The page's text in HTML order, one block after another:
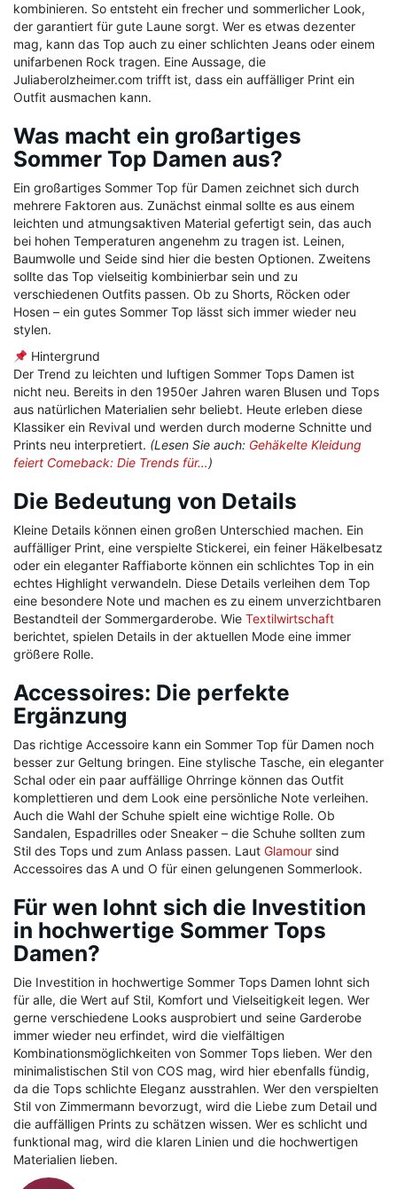
kombinieren. So entsteht ein frecher und sommerlicher Look,
der garantiert für gute Laune sorgt. Wer es etwas dezenter
mag, kann das Top auch zu einer schlichten Jeans oder einem
unifarbenen Rock tragen. Eine Aussage, die
Juliaberolzheimer.com trifft ist, dass ein auffälliger Print ein
Outfit ausmachen kann.
Was macht ein großartiges
Sommer Top Damen aus?
Ein großartiges Sommer Top für Damen zeichnet sich durch
mehrere Faktoren aus. Zunächst einmal sollte es aus einem
leichten und atmungsaktiven Material gefertigt sein, das auch
bei hohen Temperaturen angenehm zu tragen ist. Leinen,
Baumwolle und Seide sind hier die besten Optionen. Zweitens
sollte das Top vielseitig kombinierbar sein und zu
verschiedenen Outfits passen. Ob zu Shorts, Röcken oder
Hosen – ein gutes Sommer Top lässt sich immer wieder neu
stylen.
Hintergrund
Der Trend zu leichten und luftigen Sommer Tops Damen ist
nicht neu. Bereits in den 1950er Jahren waren Blusen und Tops
aus natürlichen Materialien sehr beliebt. Heute erleben diese
Klassiker ein Revival und werden durch moderne Schnitte und
Prints neu interpretiert. (Lesen Sie auch: Gehäkelte Kleidung
feiert Comeback: Die Trends für…)
Die Bedeutung von Details
Kleine Details können einen großen Unterschied machen. Ein
auffälliger Print, eine verspielte Stickerei, ein feiner Häkelbesatz
oder ein eleganter Raffiaborte können ein schlichtes Top in ein
echtes Highlight verwandeln. Diese Details verleihen dem Top
eine besondere Note und machen es zu einem unverzichtbaren
Bestandteil der Sommergarderobe. Wie Textilwirtschaft
berichtet, spielen Details in der aktuellen Mode eine immer
größere Rolle.
Accessoires: Die perfekte
Ergänzung
Das richtige Accessoire kann ein Sommer Top für Damen noch
besser zur Geltung bringen. Eine stylische Tasche, ein eleganter
Schal oder ein paar auffällige Ohrringe können das Outfit
komplettieren und dem Look eine persönliche Note verleihen.
Auch die Wahl der Schuhe spielt eine wichtige Rolle. Ob
Sandalen, Espadrilles oder Sneaker – die Schuhe sollten zum
Stil des Tops und zum Anlass passen. Laut Glamour sind
Accessoires das A und O für einen gelungenen Sommerlook.
Für wen lohnt sich die Investition
in hochwertige Sommer Tops
Damen?
Die Investition in hochwertige Sommer Tops Damen lohnt sich
für alle, die Wert auf Stil, Komfort und Vielseitigkeit legen. Wer
gerne verschiedene Looks ausprobiert und seine Garderobe
immer wieder neu erfindet, wird die vielfältigen
Kombinationsmöglichkeiten von Sommer Tops lieben. Wer den
minimalistischen Stil von COS mag, wird hier ebenfalls fündig,
da die Tops schlichte Eleganz ausstrahlen. Wer den verspielten
Stil von Zimmermann bevorzugt, wird die Liebe zum Detail und
die auffälligen Prints zu schätzen wissen. Wer es schlicht und
funktional mag, wird die klaren Linien und die hochwertigen
Materialien lieben.